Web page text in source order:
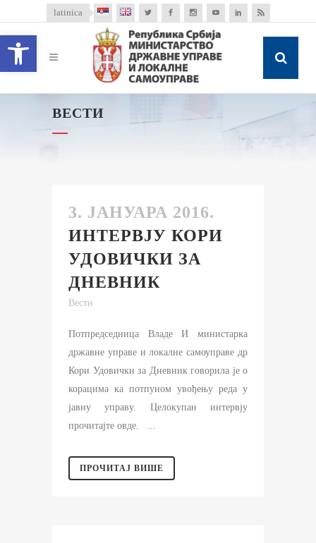
Open toolbar
latinica
ВЕСТИ
3. ЈАНУАРА 2016.
ИНТЕРВЈУ КОРИ
УДОВИЧКИ ЗА
ДНЕВНИК
Вести
Потпредседница Владе И министарка
државне управе и локалне самоуправе др
Кори Удовички за Дневник говорила је о
корацима ка потпуном увођењу реда у
јавну управу. Целокупан интервју
прочитајте овде. ...
ПРОЧИТАЈ ВИШЕ